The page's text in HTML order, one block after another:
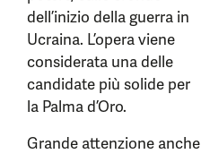
dell’inizio della guerra in
Ucraina. L’opera viene
considerata una delle
candidate più solide per
la Palma d’Oro.
Grande attenzione anche